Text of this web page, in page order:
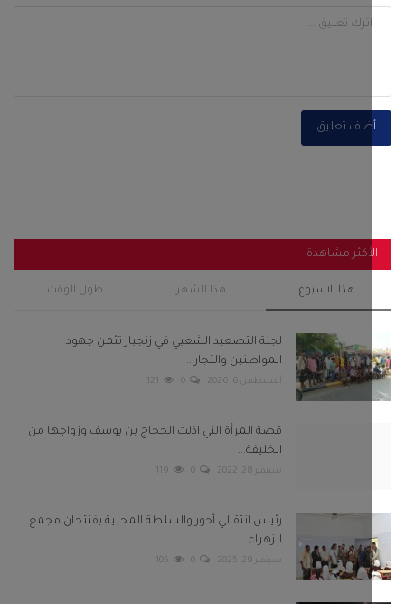
تعليق
مشاهدة
هذا الاسبوع هذا الشهر طول الوقت
لجنة التصعيد الشعبي في زنجبار تثمن جهود
المواطنين والتجار...
أغسطس 6, 2026 0
121
قصة المرأة التي اذلت الحجاج بن يوسف وزواجها من
الخليفة...
0
119
رئيس انتقالي أحور والسلطة المحلية يفتتحان مجمع
الزهراء...
سبتمبر 29, 2025 0
105